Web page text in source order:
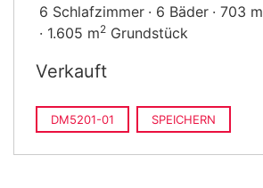
6 Schlafzimmer 6 Bäder 703 m
1.605 m2 Grundstück
Verkauft
DM5201-01 SPEICHERN